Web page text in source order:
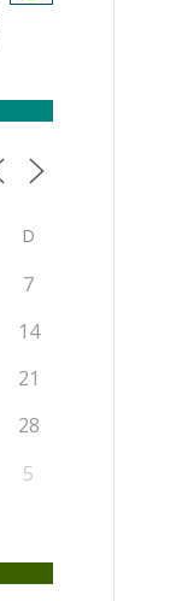
D
7
14
21
28
5